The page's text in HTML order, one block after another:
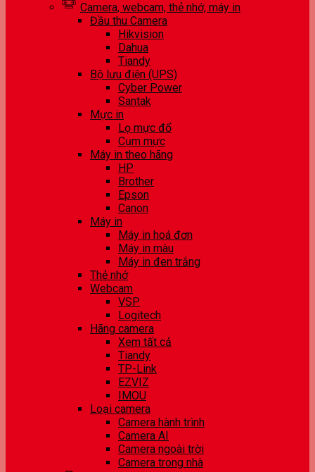
Camera, webcam, thẻ nhớ, máy in
Đầu thu Camera
Hikvision
Dahua
Tiandy
Bộ lưu điện (UPS)
Cyber Power
Santak
Mực in
Lọ mực đổ
Cụm mực
Máy in theo hãng
HP
Brother
Epson
Canon
Máy in
Máy in hoá đơn
Máy in màu
Máy in đen trắng
Thẻ nhớ
Webcam
VSP
Logitech
Hãng camera
Xem tất cả
Tiandy
TP-Link
EZVIZ
IMOU
Loại camera
Camera hành trình
Camera AI
Camera ngoài trời
Camera trong nhà